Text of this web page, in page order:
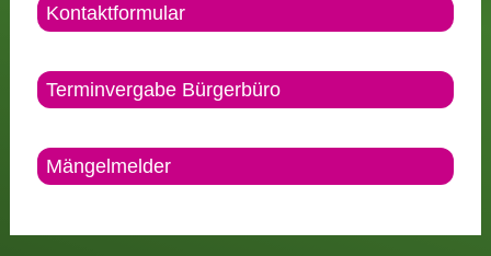
Kontaktformular
Terminvergabe Bürgerbüro
Mängelmelder